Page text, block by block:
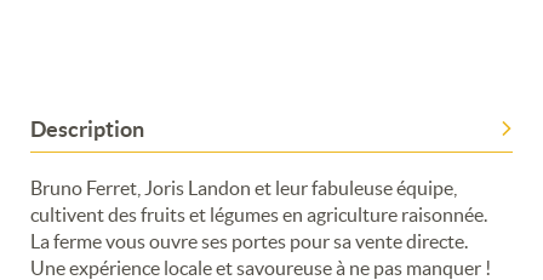
Description
Bruno Ferret, Joris Landon et leur fabuleuse équipe,
cultivent des fruits et légumes en agriculture raisonnée.
La ferme vous ouvre ses portes pour sa vente directe.
Une expérience locale et savoureuse à ne pas manquer !